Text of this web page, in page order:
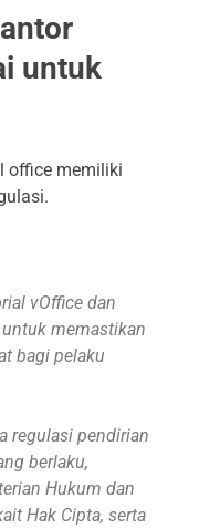
untuk
office memiliki
vOffice dan
memastikan
bagi pelaku
regulasi pendirian
berlaku,
Hukum dan
Hak Cipta, serta